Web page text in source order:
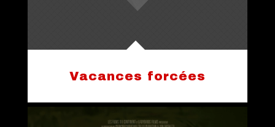
Vacances forcées